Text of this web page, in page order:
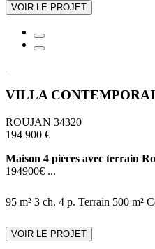
VOIR LE PROJET
VILLA
ROUJAN 34320
194 900 €
Maison 4 pièces avec terrain
194900€ ...
95 m² 3 ch. 4 p. Terrain 500 m²
VOIR LE PROJET